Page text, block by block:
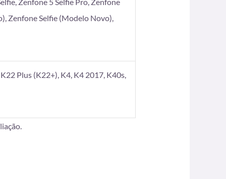
Zenfone Selfie (Modelo Novo),
Plus (K22+), K4, K4 2017, K40s,